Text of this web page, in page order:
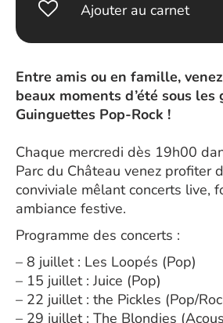
Entre amis ou en famille,
beaux moments d’été sous
Guinguettes Pop-Rock !
Chaque mercredi dès 19h00
Parc du Château venez profiter
conviviale mêlant concerts live,
ambiance festive.
Programme des concerts :
– 8 juillet : Les Loopés (Pop)
– 15 juillet : Juice (Pop)
– 22 juillet : the Pickles (Pop/
– 29 juillet : The Blondies
Ajouter au carnet